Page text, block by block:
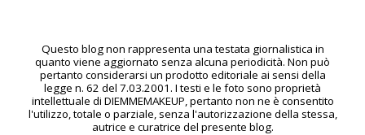
Questo blog non rappresenta una testata giornalistica in
quanto viene aggiornato senza alcuna periodicità. Non può
pertanto considerarsi un prodotto editoriale ai sensi della
legge n. 62 del 7.03.2001. I testi e le foto sono proprietà
intellettuale di DIEMMEMAKEUP, pertanto non ne è consentito
l'utilizzo, totale o parziale, senza l'autorizzazione della stessa,
autrice e curatrice del presente blog.